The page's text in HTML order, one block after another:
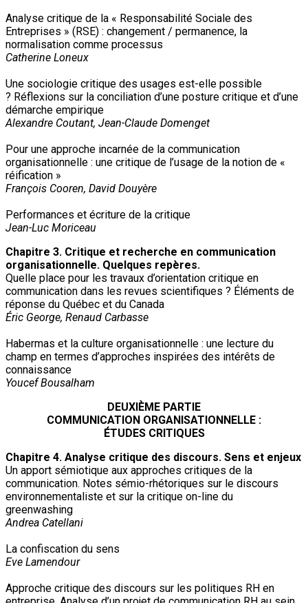
Analyse critique de la « Responsabilité Sociale des
Entreprises » (RSE) : changement / permanence, la
normalisation comme processus
Catherine Loneux
Une sociologie critique des usages est-elle possible
? Réflexions sur la conciliation d’une posture critique et d’une
démarche empirique
Alexandre Coutant, Jean-Claude Domenget
Pour une approche incarnée de la communication
organisationnelle : une critique de l’usage de la notion de «
réification »
François Cooren, David Douyère
Performances et écriture de la critique
Jean-Luc Moriceau
Chapitre 3. Critique et recherche en communication
organisationnelle. Quelques repères.
Quelle place pour les travaux d’orientation critique en
communication dans les revues scientifiques ? Éléments de
réponse du Québec et du Canada
Éric George, Renaud Carbasse
Habermas et la culture organisationnelle : une lecture du
champ en termes d’approches inspirées des intérêts de
connaissance
Youcef Bousalham
DEUXIÈME PARTIE
COMMUNICATION ORGANISATIONNELLE :
ÉTUDES CRITIQUES
Chapitre 4. Analyse critique des discours. Sens et enjeux
Un apport sémiotique aux approches critiques de la
communication. Notes sémio-rhétoriques sur le discours
environnementaliste et sur la critique on-line du
greenwashing
Andrea Catellani
La confiscation du sens
Eve Lamendour
Approche critique des discours sur les politiques RH en